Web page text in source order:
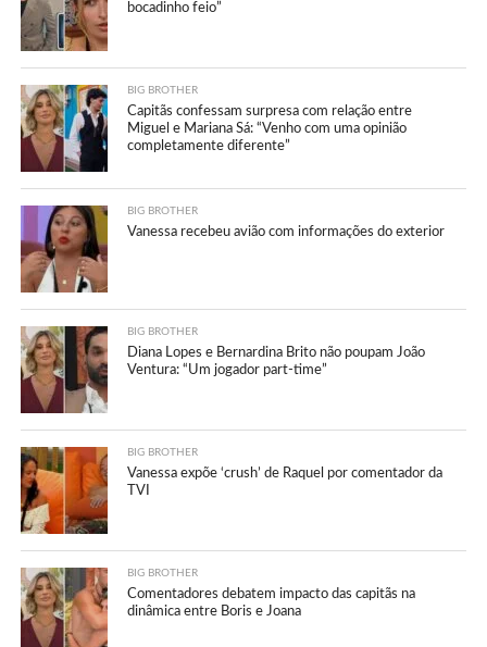
bocadinho feio”
BIG BROTHER
Capitãs confessam surpresa com relação entre
Miguel e Mariana Sá: “Venho com uma opinião
completamente diferente”
BIG BROTHER
Vanessa recebeu avião com informações do exterior
BIG BROTHER
Diana Lopes e Bernardina Brito não poupam João
Ventura: “Um jogador part-time”
BIG BROTHER
Vanessa expõe ‘crush’ de Raquel por comentador da
TVI
BIG BROTHER
Comentadores debatem impacto das capitãs na
dinâmica entre Boris e Joana